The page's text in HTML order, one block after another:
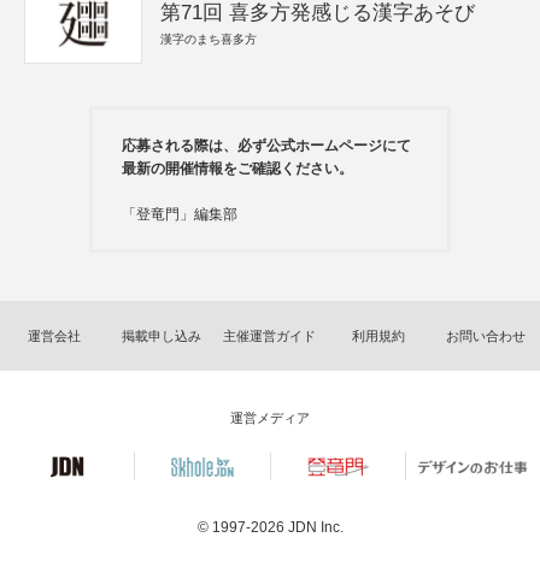
第71回 喜多方発感じる漢字あそび
漢字のまち喜多方
応募される際は、必ず公式ホームページにて
最新の開催情報をご確認ください。
「登竜門」編集部
運営会社 掲載申し込み 主催運営ガイド 利用規約 お問い合わせ
運営メディア
© 1997-2026 JDN Inc.